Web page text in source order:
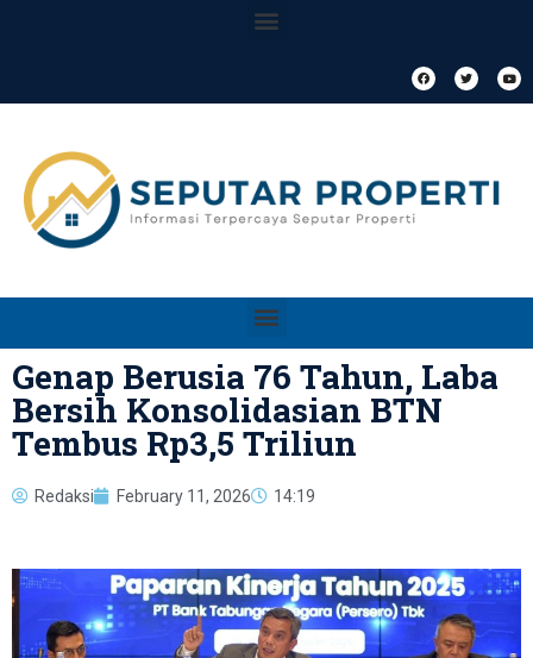
Genap Berusia 76 Tahun, Laba
Bersih Konsolidasian BTN
Tembus Rp3,5 Triliun
Redaksi February 11, 2026 14:19